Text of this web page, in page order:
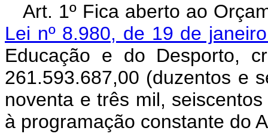
Art. 1º Fica aberto ao
Lei nº 8.980, de 19 de
Educação e do Desporto,
261.593.687,00 (duzentos e
noventa e três mil,
à programação constante do